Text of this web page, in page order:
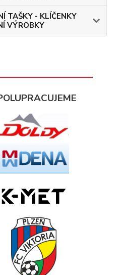
TAŠKY - KLÍČENKY
VÝROBKY